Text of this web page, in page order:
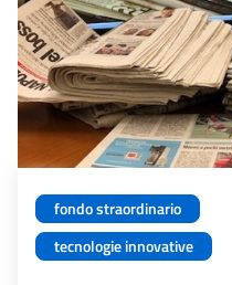
fondo straordinario
tecnologie innovative